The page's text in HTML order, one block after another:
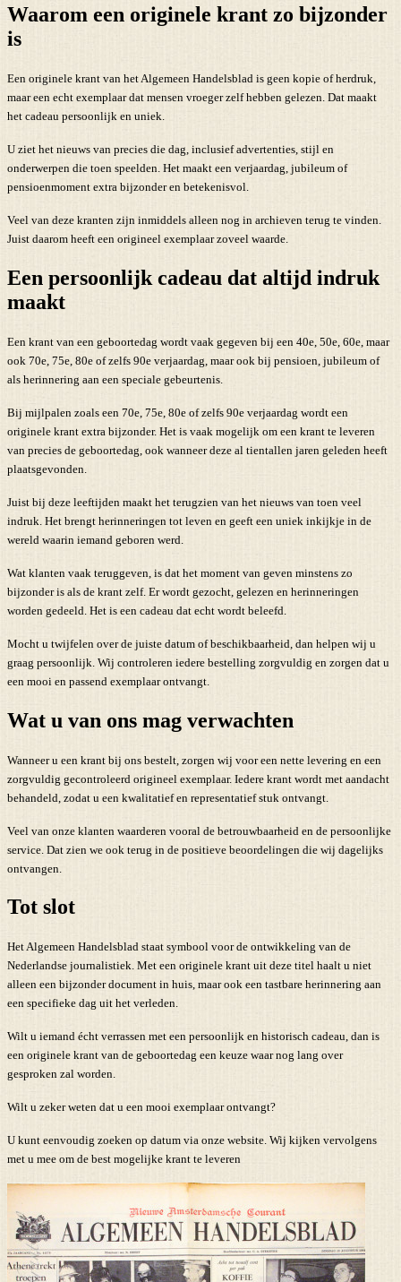
Waarom een originele krant zo bijzonder
is
Een originele krant van het Algemeen Handelsblad is geen kopie of herdruk,
maar een echt exemplaar dat mensen vroeger zelf hebben gelezen. Dat maakt
het cadeau persoonlijk en uniek.
U ziet het nieuws van precies die dag, inclusief advertenties, stijl en
onderwerpen die toen speelden. Het maakt een verjaardag, jubileum of
pensioenmoment extra bijzonder en betekenisvol.
Veel van deze kranten zijn inmiddels alleen nog in archieven terug te vinden.
Juist daarom heeft een origineel exemplaar zoveel waarde.
Een persoonlijk cadeau dat altijd indruk
maakt
Een krant van een geboortedag wordt vaak gegeven bij een 40e, 50e, 60e, maar
ook 70e, 75e, 80e of zelfs 90e verjaardag, maar ook bij pensioen, jubileum of
als herinnering aan een speciale gebeurtenis.
Bij mijlpalen zoals een 70e, 75e, 80e of zelfs 90e verjaardag wordt een
originele krant extra bijzonder. Het is vaak mogelijk om een krant te leveren
van precies de geboortedag, ook wanneer deze al tientallen jaren geleden heeft
plaatsgevonden.
Juist bij deze leeftijden maakt het terugzien van het nieuws van toen veel
indruk. Het brengt herinneringen tot leven en geeft een uniek inkijkje in de
wereld waarin iemand geboren werd.
Wat klanten vaak teruggeven, is dat het moment van geven minstens zo
bijzonder is als de krant zelf. Er wordt gezocht, gelezen en herinneringen
worden gedeeld. Het is een cadeau dat echt wordt beleefd.
Mocht u twijfelen over de juiste datum of beschikbaarheid, dan helpen wij u
graag persoonlijk. Wij controleren iedere bestelling zorgvuldig en zorgen dat u
een mooi en passend exemplaar ontvangt.
Wat u van ons mag verwachten
Wanneer u een krant bij ons bestelt, zorgen wij voor een nette levering en een
zorgvuldig gecontroleerd origineel exemplaar. Iedere krant wordt met aandacht
behandeld, zodat u een kwalitatief en representatief stuk ontvangt.
Veel van onze klanten waarderen vooral de betrouwbaarheid en de persoonlijke
service. Dat zien we ook terug in de positieve beoordelingen die wij dagelijks
ontvangen.
Tot slot
Het Algemeen Handelsblad staat symbool voor de ontwikkeling van de
Nederlandse journalistiek. Met een originele krant uit deze titel haalt u niet
alleen een bijzonder document in huis, maar ook een tastbare herinnering aan
een specifieke dag uit het verleden.
Wilt u iemand écht verrassen met een persoonlijk en historisch cadeau, dan is
een originele krant van de geboortedag een keuze waar nog lang over
gesproken zal worden.
Wilt u zeker weten dat u een mooi exemplaar ontvangt?
U kunt eenvoudig zoeken op datum via onze website. Wij kijken vervolgens
met u mee om de best mogelijke krant te leveren